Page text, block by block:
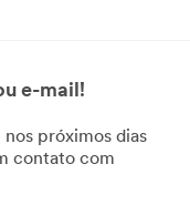
e-mail!
nos próximos dias
contato com